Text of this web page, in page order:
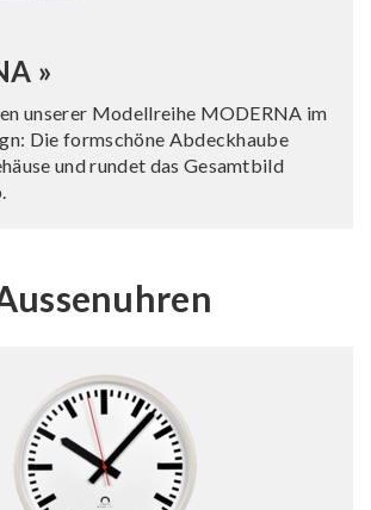
»
unserer Modellreihe MODERNA im
Die formschöne Abdeckhaube
und rundet das Gesamtbild